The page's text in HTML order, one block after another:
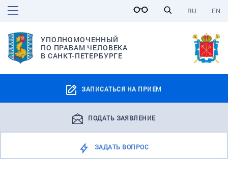
EN
RU
УПОЛНОМОЧЕННЫЙ
ПО ПРАВАМ ЧЕЛОВЕКА
В САНКТ-ПЕТЕРБУРГЕ
ЗАПИСАТЬСЯ НА ПРИЕМ
ПОДАТЬ ЗАЯВЛЕНИЕ
ЗАДАТЬ ВОПРОС